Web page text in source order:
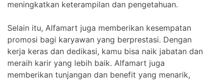
meningkatkan keterampilan dan pengetahuan.
Selain itu, Alfamart juga memberikan kesempatan
promosi bagi karyawan yang berprestasi. Dengan
kerja keras dan dedikasi, kamu bisa naik jabatan dan
meraih karir yang lebih baik. Alfamart juga
memberikan tunjangan dan benefit yang menarik,